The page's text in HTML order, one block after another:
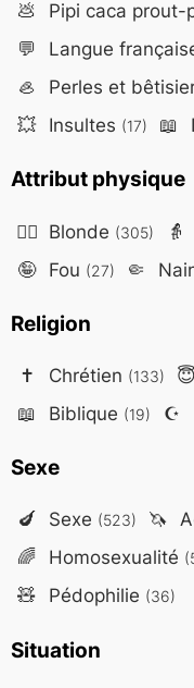
💩 Pipi caca prout-
💬 Langue
🦪 Perles et
💥 Insultes (17) 📖
Attribut physique
👱‍♀️ Blonde (305) 👵
🤪 Fou (27) 🤏
Religion
✝️ Chrétien (133) 😇
📖 Biblique (19) ☪️
Sexe
🍆 Sexe (523) 🦄
🌈 Homosexualité
🧸 Pédophilie (36)
Situation